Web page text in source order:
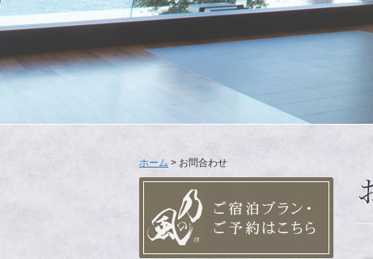
ホーム > お問合わせ